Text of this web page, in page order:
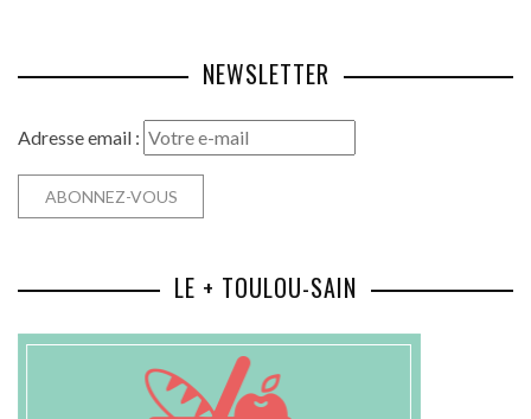
NEWSLETTER
Adresse email :
LE + TOULOU-SAIN